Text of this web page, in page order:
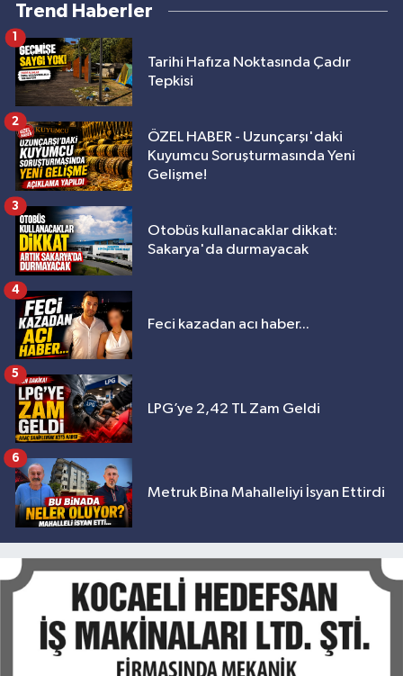
Trend Haberler
Tarihi Hafıza Noktasında Çadır
Tepkisi
1
ÖZEL HABER - Uzunçarşı'daki
Kuyumcu Soruşturmasında Yeni
Gelişme!
2
Otobüs kullanacaklar dikkat:
Sakarya'da durmayacak
3
Feci kazadan acı haber...
4
LPG’ye 2,42 TL Zam Geldi
5
Metruk Bina Mahalleliyi İsyan Ettirdi
6